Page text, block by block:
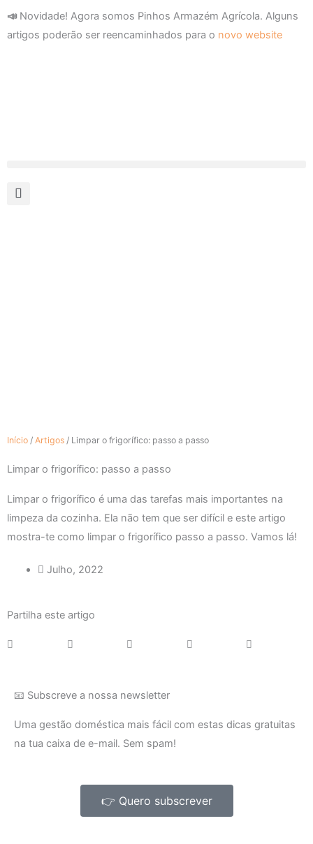
📣 Novidade! Agora somos Pinhos Armazém Agrícola. Alguns
artigos poderão ser reencaminhados para o novo website
Início / Artigos / Limpar o frigorífico: passo a passo
Limpar o frigorífico: passo a passo
Limpar o frigorífico é uma das tarefas mais importantes na
limpeza da cozinha. Ela não tem que ser difícil e este artigo
mostra-te como limpar o frigorífico passo a passo. Vamos lá!
Julho, 2022
Partilha este artigo
📧 Subscreve a nossa newsletter
Uma gestão doméstica mais fácil com estas dicas gratuitas
na tua caixa de e-mail. Sem spam!
👉 Quero subscrever